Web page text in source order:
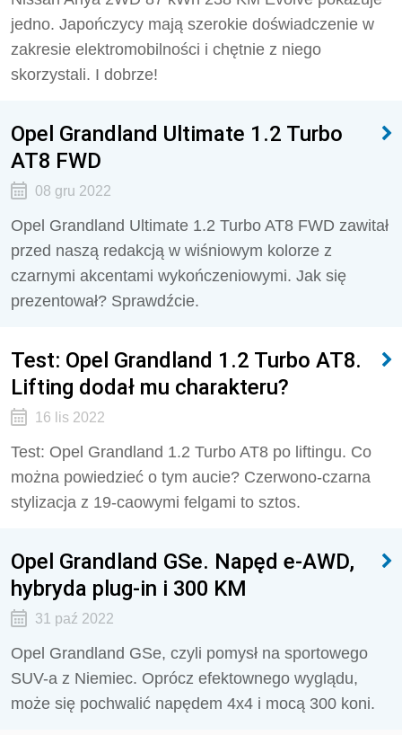
jedno. Japończycy mają szerokie doświadczenie w
zakresie elektromobilności i chętnie z niego
skorzystali. I dobrze!
Opel Grandland Ultimate 1.2 Turbo
AT8 FWD
08 gru 2022
Opel Grandland Ultimate 1.2 Turbo AT8 FWD zawitał
przed naszą redakcją w wiśniowym kolorze z
czarnymi akcentami wykończeniowymi. Jak się
prezentował? Sprawdźcie.
Test: Opel Grandland 1.2 Turbo AT8.
Lifting dodał mu charakteru?
16 lis 2022
Test: Opel Grandland 1.2 Turbo AT8 po liftingu. Co
można powiedzieć o tym aucie? Czerwono-czarna
stylizacja z 19-caowymi felgami to sztos.
Opel Grandland GSe. Napęd e-AWD,
hybryda plug-in i 300 KM
31 paź 2022
Opel Grandland GSe, czyli pomysł na sportowego
SUV-a z Niemiec. Oprócz efektownego wyglądu,
może się pochwalić napędem 4x4 i mocą 300 koni.